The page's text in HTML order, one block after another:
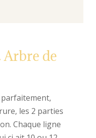
de
parfaitement,
les 2 parties
Chaque ligne